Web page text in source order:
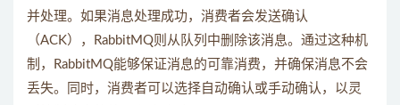
并处理。如果消息处理成功，消费者会发送确认
（ACK），RabbitMQ则从队列中删除该消息。通过这种机
制，RabbitMQ能够保证消息的可靠消费，并确保消息不会
丢失。同时，消费者可以选择自动确认或手动确认，以灵